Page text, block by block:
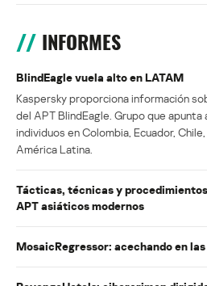
INFORMES
BlindEagle vuela alto en LATAM
Kaspersky proporciona información
del APT BlindEagle. Grupo que apunta
individuos en Colombia, Ecuador,
América Latina.
Tácticas, técnicas y
APT asiáticos modernos
MosaicRegressor: acechando en las